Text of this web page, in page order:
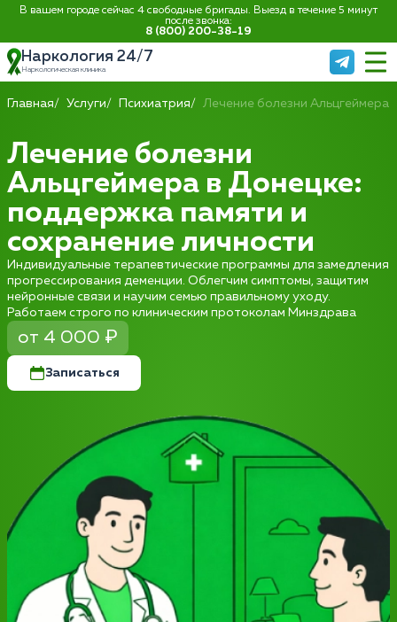
В вашем городе сейчас 4 свободные бригады. Выезд в течение 5 минут
после звонка:
8 (800) 200-38-19
Наркология 24/7
Наркологическая клиника
Главная Услуги Психиатрия Лечение болезни Альцгеймера
Лечение болезни
Альцгеймера в Донецке:
поддержка памяти и
сохранение личности
Индивидуальные терапевтические программы для замедления
прогрессирования деменции. Облегчим симптомы, защитим
нейронные связи и научим семью правильному уходу.
Работаем строго по клиническим протоколам Минздрава
от 4 000 ₽
Записаться